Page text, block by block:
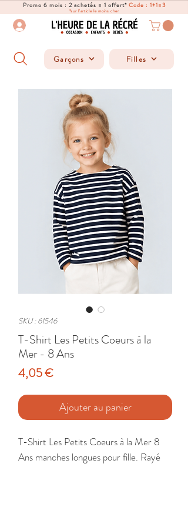
Promo 6 mois : 2 achetés = 1 offert*Code : 1+1=3
*sur l'article le moins cher
Garçons Filles
SKU : 61546
T-Shirt Les Petits Coeurs à la
Mer - 8 Ans
4,05 €Prix
Ajouter au panier
T-Shirt Les Petits Coeurs à la Mer 8
Ans manches longues pour fille. Rayé